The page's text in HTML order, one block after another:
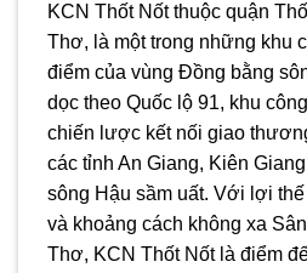
KCN Thốt Nốt thuộc quận
Thơ, là một trong những khu
điểm của vùng Đồng bằng
dọc theo Quốc lộ 91, khu
chiến lược kết nối giao
các tỉnh An Giang, Kiên
sông Hậu sầm uất. Với lợi
và khoảng cách không xa
Thơ, KCN Thốt Nốt là điểm